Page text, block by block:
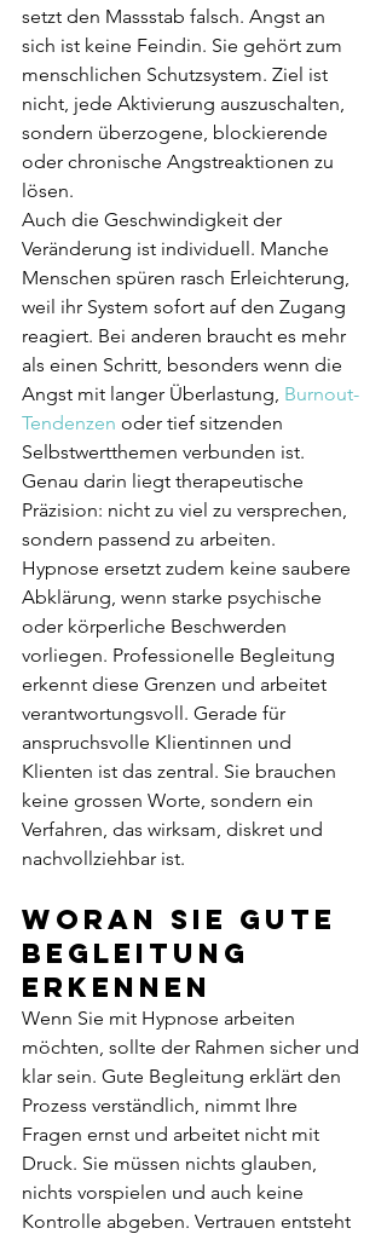
setzt den Massstab falsch. Angst an
sich ist keine Feindin. Sie gehört zum
menschlichen Schutzsystem. Ziel ist
nicht, jede Aktivierung auszuschalten,
sondern überzogene, blockierende
oder chronische Angstreaktionen zu
lösen.
Auch die Geschwindigkeit der
Veränderung ist individuell. Manche
Menschen spüren rasch Erleichterung,
weil ihr System sofort auf den Zugang
reagiert. Bei anderen braucht es mehr
als einen Schritt, besonders wenn die
Angst mit langer Überlastung, Burnout-
Tendenzen oder tief sitzenden
Selbstwertthemen verbunden ist.
Genau darin liegt therapeutische
Präzision: nicht zu viel zu versprechen,
sondern passend zu arbeiten.
Hypnose ersetzt zudem keine saubere
Abklärung, wenn starke psychische
oder körperliche Beschwerden
vorliegen. Professionelle Begleitung
erkennt diese Grenzen und arbeitet
verantwortungsvoll. Gerade für
anspruchsvolle Klientinnen und
Klienten ist das zentral. Sie brauchen
keine grossen Worte, sondern ein
Verfahren, das wirksam, diskret und
nachvollziehbar ist.
Woran Sie gute
Begleitung
erkennen
Wenn Sie mit Hypnose arbeiten
möchten, sollte der Rahmen sicher und
klar sein. Gute Begleitung erklärt den
Prozess verständlich, nimmt Ihre
Fragen ernst und arbeitet nicht mit
Druck. Sie müssen nichts glauben,
nichts vorspielen und auch keine
Kontrolle abgeben. Vertrauen entsteht